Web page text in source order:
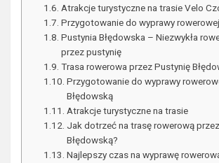
Atrakcje turystyczne na trasie Velo
Przygotowanie do wyprawy rowerowej
Pustynia Błędowska – Niezwykła
przez pustynię
Trasa rowerowa przez Pustynię
Przygotowanie do wyprawy
Błędowską
Atrakcje turystyczne na trasie
Jak dotrzeć na trasę rowerową
Błędowską?
Najlepszy czas na wyprawę